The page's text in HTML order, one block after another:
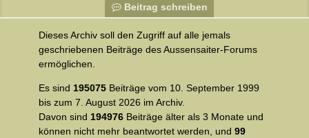
Beitrag schreiben
Dieses Archiv soll den Zugriff auf alle jemals
geschriebenen Beiträge des Aussensaiter-Forums
ermöglichen.
Es sind 195075 Beiträge vom 10. September 1999
bis zum 7. August 2026 im Archiv.
Davon sind 194976 Beiträge älter als 3 Monate und
können nicht mehr beantwortet werden, und 99